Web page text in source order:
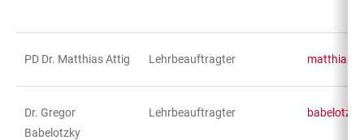
PD Dr. Matthias Attig Lehrbeauftragter
Dr. Gregor
Babelotzky
Lehrbeauftragter